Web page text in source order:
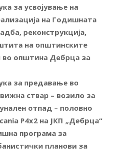
за усвојување на
на Годишната
реконструкција,
на општинските
општина Дебрца за
за предавање во
ствар – возило за
отпад – половно
P4x2на ЈКП „Дебрца“
програма за
планови за